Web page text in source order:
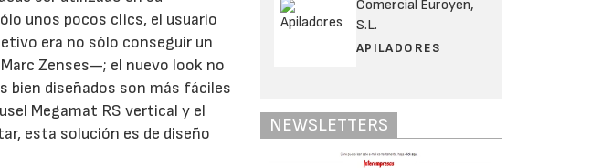
unos pocos clics, el usuario
era no sólo conseguir un
Zenses—; el nuevo look no
bien diseñados son más fáciles
Megamat RS vertical y el
esta solución es de diseño
Comercial Euroyen,
S.L.
APILADORES
NEWSLETTERS